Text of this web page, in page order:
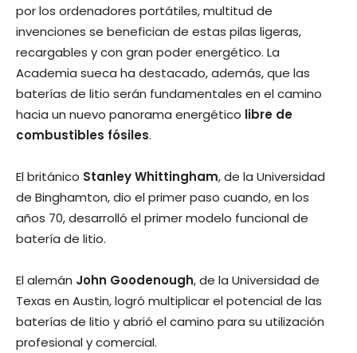
por los ordenadores portátiles, multitud de
invenciones se benefician de estas pilas ligeras,
recargables y con gran poder energético. La
Academia sueca ha destacado, además, que las
baterías de litio serán fundamentales en el camino
hacia un nuevo panorama energético libre de
combustibles fósiles.
El británico Stanley Whittingham, de la Universidad
de Binghamton, dio el primer paso cuando, en los
años 70, desarrolló el primer modelo funcional de
batería de litio.
El alemán John Goodenough, de la Universidad de
Texas en Austin, logró multiplicar el potencial de las
baterías de litio y abrió el camino para su utilización
profesional y comercial.